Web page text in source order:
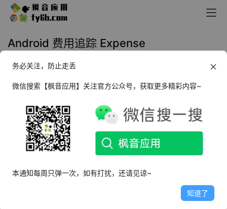
Android 费用追踪 Expense
2025年4月19日 11:19 生活相关
软件介绍
费用追踪 Expense Tracker是一款功能全面的
程序，通过使用它，您可以更好地掌握自己的开支情况，
轻松管理个人财务，并制定合理的预算计划。无论是个人使
用还是团体开支管理，该应用都能满足您的需求。不论您是
需要一个简单的消费计算器，还是一个全面的个人财务管理
务必关注，防止走丢
微信搜索【枫音应用】关注官方公众号，获取更多精彩内容~
本通知每周只弹一次，如有打扰，还请见谅~
知道了